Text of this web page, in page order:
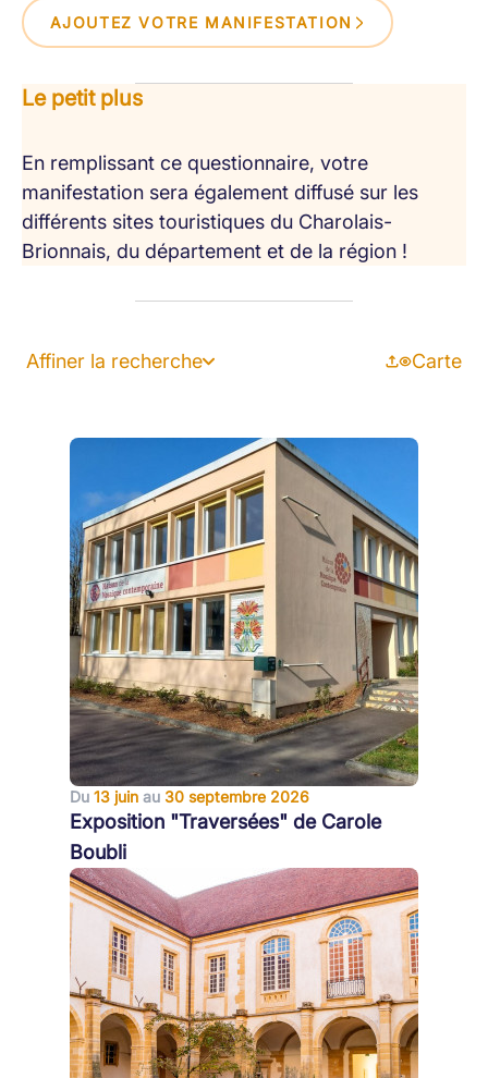
AJOUTEZ VOTRE MANIFESTATION
Le petit plus
En remplissant ce questionnaire, votre
manifestation sera également diffusé sur les
différents sites touristiques du Charolais-
Brionnais, du département et de la région !
Affiner la recherche Carte
Du 13 juin au 30 septembre 2026
Exposition "Traversées" de Carole
Boubli